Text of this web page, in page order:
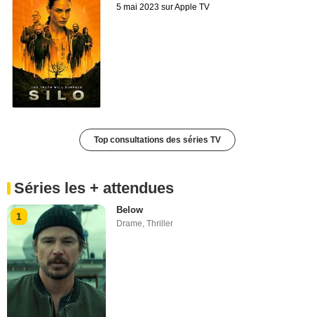
5 mai 2023 sur Apple TV
Top consultations des séries TV
Séries les + attendues
1
Below
Drame,Thriller